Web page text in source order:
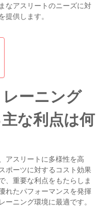
なアスリートのニーズに対
供します。
ーニング
な利点は何
アスリートに多様性を高
ポーツに対するコスト効果
、重要な利点をもたらしま
れたパフォーマンスを発揮
ニング環境に最適です。